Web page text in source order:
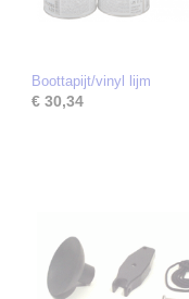
Boottapijt/vinyl lijm
€ 30,34